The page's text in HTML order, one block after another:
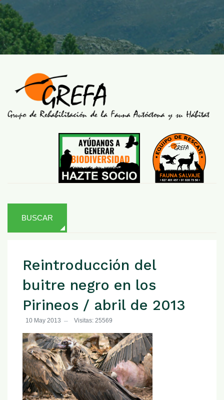
BUSCAR
Reintroducción del
buitre negro en los
Pirineos / abril de 2013
10 May 2013 Visitas: 25569